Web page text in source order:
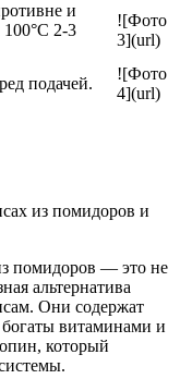
и
100°C 2-3
![Фото
3](url)
подачей.
![Фото
4](url)
из помидоров и
помидоров — это не
альтернатива
Они содержат
витаминами и
который